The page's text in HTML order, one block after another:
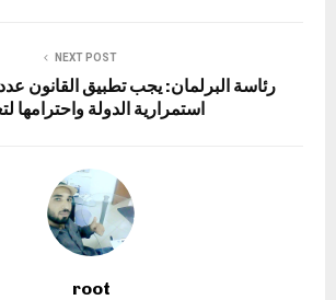
NEXT POST
استمرارية الدولة واحترامها
root